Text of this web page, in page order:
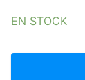
EN STOCK